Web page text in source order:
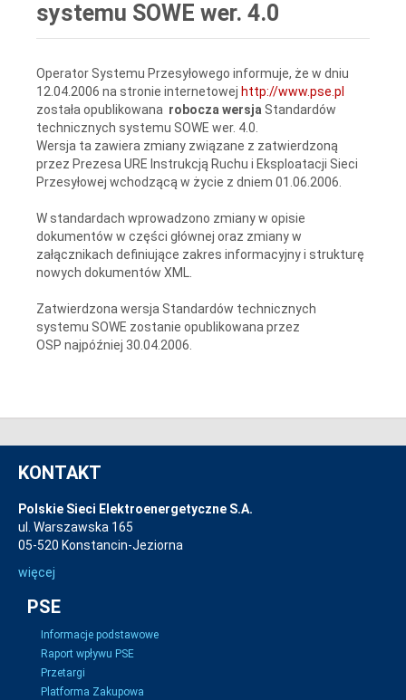
systemu SOWE wer. 4.0
Operator Systemu Przesyłowego informuje, że w dniu
12.04.2006 na stronie internetowej http://www.pse.pl
została opublikowana robocza wersja Standardów
technicznych systemu SOWE wer. 4.0.
Wersja ta zawiera zmiany związane z zatwierdzoną
przez Prezesa URE Instrukcją Ruchu i Eksploatacji Sieci
Przesyłowej wchodzącą w życie z dniem 01.06.2006.
W standardach wprowadzono zmiany w opisie
dokumentów w części głównej oraz zmiany w
załącznikach definiujące zakres informacyjny i strukturę
nowych dokumentów XML.
Zatwierdzona wersja Standardów technicznych
systemu SOWE zostanie opublikowana przez
OSP najpóźniej 30.04.2006.
KONTAKT
Polskie Sieci Elektroenergetyczne S.A.
ul. Warszawska 165
05-520 Konstancin-Jeziorna
więcej
PSE
Informacje podstawowe
Raport wpływu PSE
Przetargi
Platforma Zakupowa